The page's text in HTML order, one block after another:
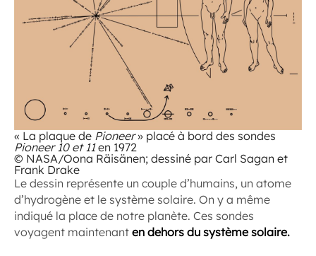
« La plaque de Pioneer» placé à bord des sondes
Pioneer 10 et 11en 1972
© NASA/Oona Räisänen; dessiné par Carl Sagan et
Frank Drake
Le dessin représente un couple d’humains, un atome
d’hydrogène et le système solaire. On y a même
indiqué la place de notre planète. Ces sondes
voyagent maintenant en dehors du système solaire.